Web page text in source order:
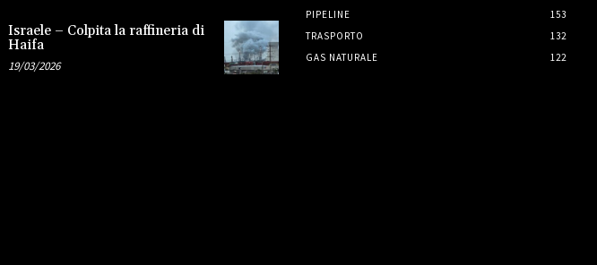
Israele – Colpita la raffineria di
Haifa
19/03/2026
PIPELINE
153
TRASPORTO
132
GAS NATURALE
122